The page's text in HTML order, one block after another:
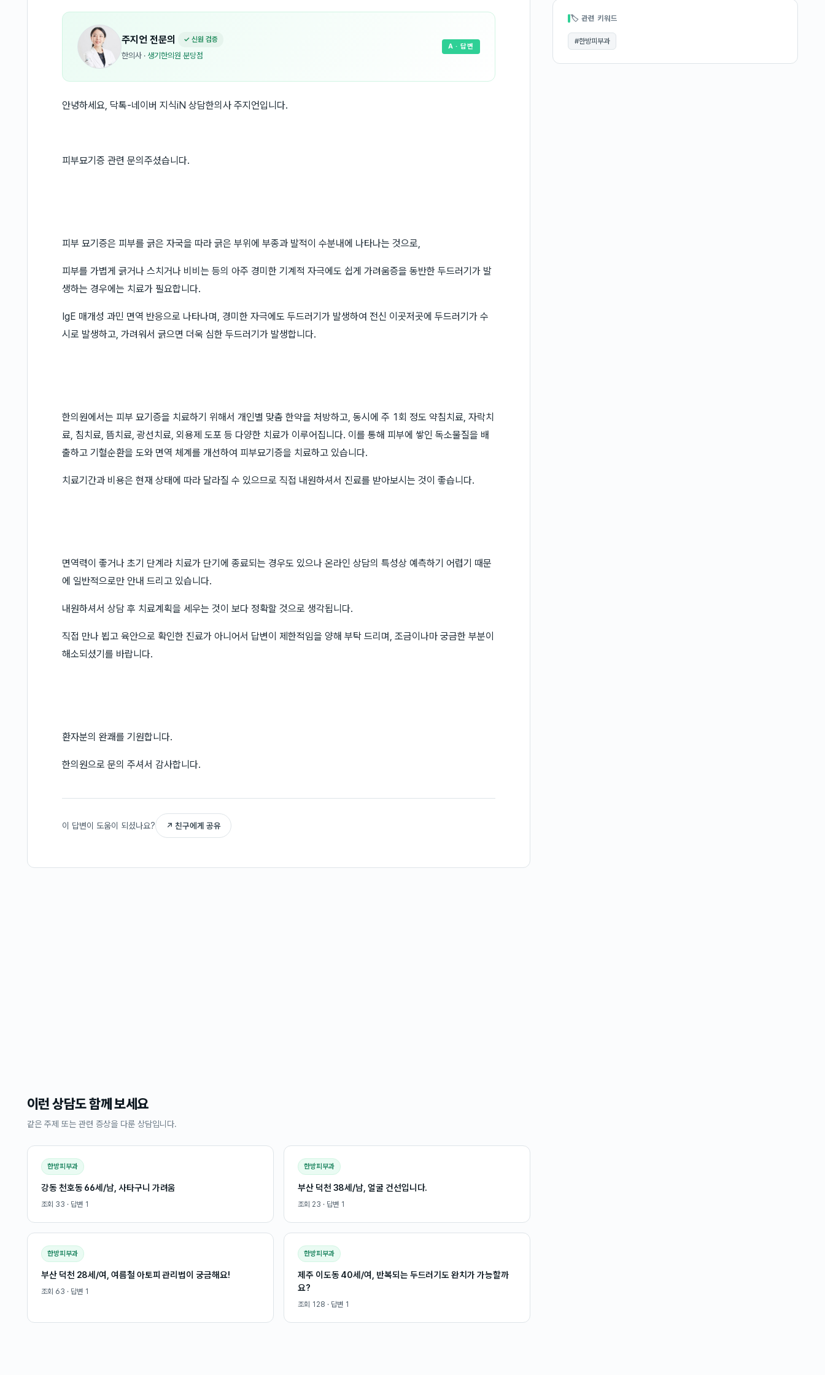
주지언 전문의 ✓ 신원 검증
한의사 · 생기한의원 분당점
A · 답변
안녕하세요, 닥톡-네이버 지식iN 상담한의사 주지언입니다.
피부묘기증 관련 문의주셨습니다.
피부 묘기증은 피부를 긁은 자국을 따라 긁은 부위에 부종과 발적이 수분내에 나타나는 것으로,
피부를 가볍게 긁거나 스치거나 비비는 등의 아주 경미한 기계적 자극에도 쉽게 가려움증을 동반한 두드러기가 발
생하는 경우에는 치료가 필요합니다.
IgE 매개성 과민 면역 반응으로 나타나며, 경미한 자극에도 두드러기가 발생하여 전신 이곳저곳에 두드러기가 수
시로 발생하고, 가려워서 긁으면 더욱 심한 두드러기가 발생합니다.
한의원에서는 피부 묘기증을 치료하기 위해서 개인별 맞춤 한약을 처방하고, 동시에 주 1회 정도 약침치료, 자락치
료, 침치료, 뜸치료, 광선치료, 외용제 도포 등 다양한 치료가 이루어집니다. 이를 통해 피부에 쌓인 독소물질을 배
출하고 기혈순환을 도와 면역 체계를 개선하여 피부묘기증을 치료하고 있습니다.
치료기간과 비용은 현재 상태에 따라 달라질 수 있으므로 직접 내원하셔서 진료를 받아보시는 것이 좋습니다.
면역력이 좋거나 초기 단계라 치료가 단기에 종료되는 경우도 있으나 온라인 상담의 특성상 예측하기 어렵기 때문
에 일반적으로만 안내 드리고 있습니다.
내원하셔서 상담 후 치료계획을 세우는 것이 보다 정확할 것으로 생각됩니다.
직접 만나 뵙고 육안으로 확인한 진료가 아니어서 답변이 제한적임을 양해 부탁 드리며, 조금이나마 궁금한 부분이
해소되셨기를 바랍니다.
환자분의 완쾌를 기원합니다.
한의원으로 문의 주셔서 감사합니다.
이 답변이 도움이 되셨나요? ↗ 친구에게 공유
이런 상담도 함께 보세요
같은 주제 또는 관련 증상을 다룬 상담입니다.
한방피부과
강동 천호동 66세/남, 사타구니 가려움
조회 33 · 답변 1
한방피부과
부산 덕천 38세/남, 얼굴 건선입니다.
조회 23 · 답변 1
한방피부과
부산 덕천 28세/여, 여름철 아토피 관리법이 궁금해요!
조회 63 · 답변 1
한방피부과
제주 이도동 40세/여, 반복되는 두드러기도 완치가 가능할까
요?
조회 128 · 답변 1
🏷 관련 키워드
#한방피부과